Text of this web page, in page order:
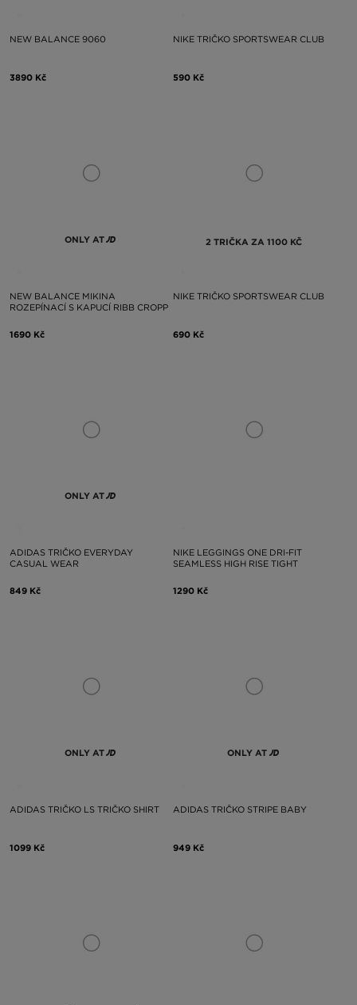
NEW BALANCE 9060
3890 Kč
NIKE TRIČKO SPORTSWEAR CLUB
590 Kč
ONLY AT
NEW BALANCE MIKINA
ROZEPÍNACÍ S KAPUCÍ RIBB CROPP
1690 Kč
2 TRIČKA ZA 1100 KČ
NIKE TRIČKO SPORTSWEAR CLUB
690 Kč
ONLY AT
ADIDAS TRIČKO EVERYDAY
CASUAL WEAR
849 Kč
NIKE LEGGINGS ONE DRI-FIT
SEAMLESS HIGH RISE TIGHT
1290 Kč
ONLY AT
ADIDAS TRIČKO LS TRIČKO SHIRT
1099 Kč
ONLY AT
ADIDAS TRIČKO STRIPE BABY
949 Kč